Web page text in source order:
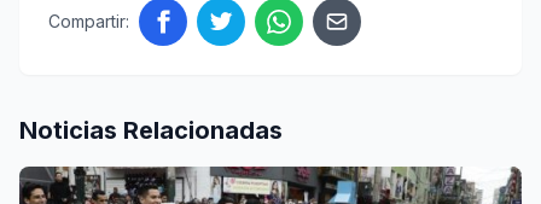
Compartir:
Noticias Relacionadas